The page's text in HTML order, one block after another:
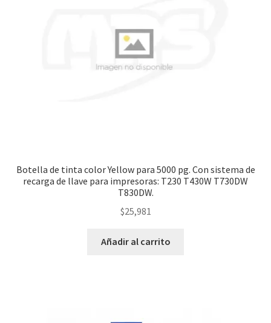
Botella de tinta color Yellow para 5000 pg. Con sistema de
recarga de llave para impresoras: T230 T430W T730DW
T830DW.
$25,981
Añadir al carrito